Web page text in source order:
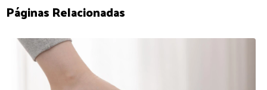
Páginas Relacionadas